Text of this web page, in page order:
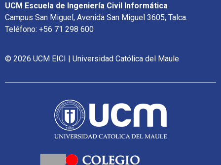
UCM Escuela de Ingeniería Civil Informática
Campus San Miguel, Avenida San Miguel 3605, Talca.
Teléfono: +56 71 298 600
© 2026 UCM EICI | Universidad Católica del Maule